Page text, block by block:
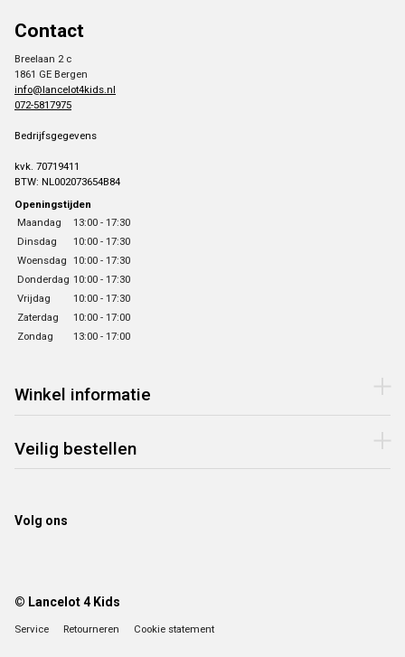
Contact
Breelaan 2 c
1861 GE Bergen
info@lancelot4kids.nl
072-5817975
Bedrijfsgegevens
kvk. 70719411
BTW: NL002073654B84
Openingstijden
Maandag
13:00 - 17:30
Dinsdag
10:00 - 17:30
Woensdag 10:00 - 17:30
Donderdag 10:00 - 17:30
Vrijdag
10:00 - 17:30
Zaterdag
10:00 - 17:00
Zondag
13:00 - 17:00
Winkel informatie
Veilig bestellen
Volg ons
© Lancelot 4 Kids
Service Retourneren Cookie statement